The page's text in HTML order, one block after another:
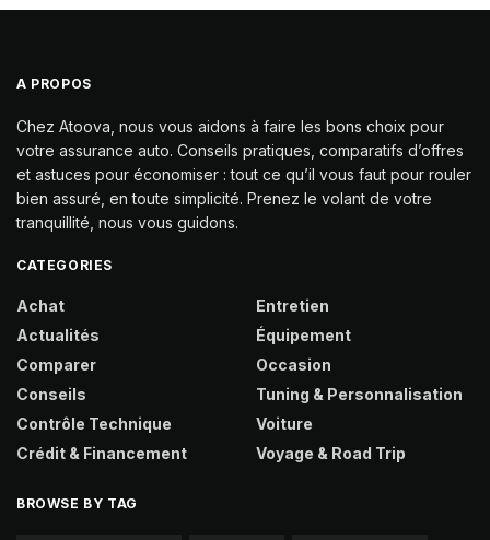
A PROPOS
Chez Atoova, nous vous aidons à faire les bons choix pour
votre assurance auto. Conseils pratiques, comparatifs d’offres
et astuces pour économiser : tout ce qu’il vous faut pour rouler
bien assuré, en toute simplicité. Prenez le volant de votre
tranquillité, nous vous guidons.
CATEGORIES
Achat
Actualités
Comparer
Conseils
Contrôle Technique
Crédit & Financement
Entretien
Équipement
Occasion
Tuning & Personnalisation
Voiture
Voyage & Road Trip
BROWSE BY TAG